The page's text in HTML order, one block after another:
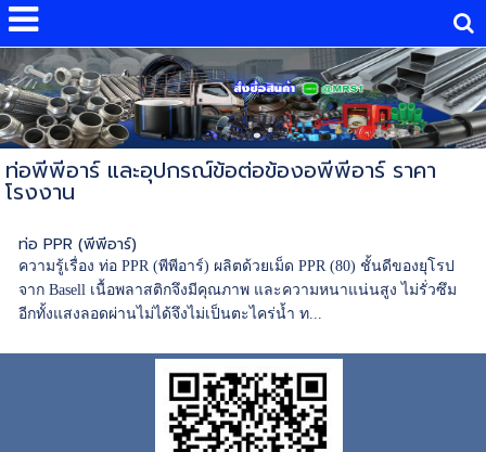
ท่อพีพีอาร์ และอุปกรณ์ข้อต่อข้องอพีพีอาร์ ราคา
โรงงาน
ท่อ PPR (พีพีอาร์)
ความรู้เรื่อง ท่อ PPR (พีพีอาร์) ผลิตด้วยเม็ด PPR (80) ชั้นดีของยุโรป
จาก Basell เนื้อพลาสติกจึงมีคุณภาพ และความหนาแน่นสูง ไม่รั่วซึม
อีกทั้งแสงลอดผ่านไม่ได้จึงไม่เป็นตะไคร่นํ้า ท...